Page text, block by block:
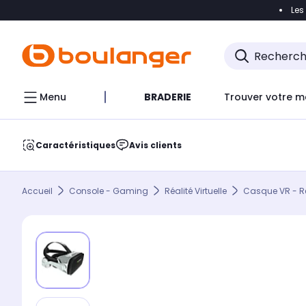
Accéder
Menu BRADERIE Trouver votre
Caractéristiques Avis clients
Accueil Console - Gaming Réalité Virtuelle Casque VR -